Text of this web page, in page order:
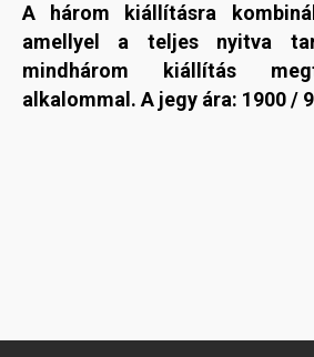
A három kiállításra
amellyel a teljes nyitva
mindhárom kiállítás
alkalommal. A jegy ára: 1900 /